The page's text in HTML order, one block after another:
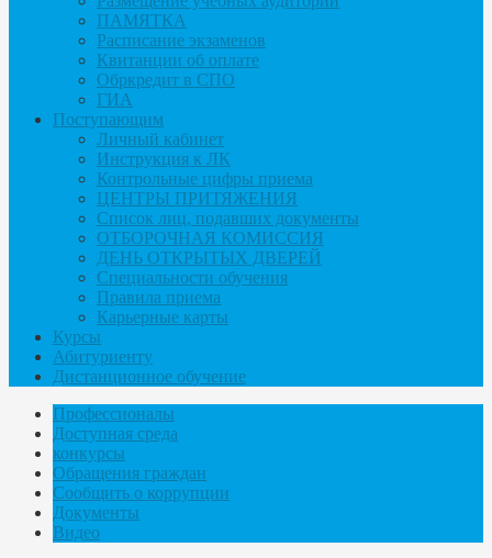
ПАМЯТКА
Расписание экзаменов
Квитанции об оплате
Обркредит в СПО
ГИА
Поступающим
Личный кабинет
Инструкция к ЛК
Контрольные цифры приема
ЦЕНТРЫ ПРИТЯЖЕНИЯ
Список лиц, подавших документы
ОТБОРОЧНАЯ КОМИССИЯ
ДЕНЬ ОТКРЫТЫХ ДВЕРЕЙ
Специальности обучения
Правила приема
Карьерные карты
Курсы
Абитуриенту
Дистанционное обучение
Профессионалы
Доступная среда
конкурсы
Обращения граждан
Сообщить о коррупции
Документы
Видео